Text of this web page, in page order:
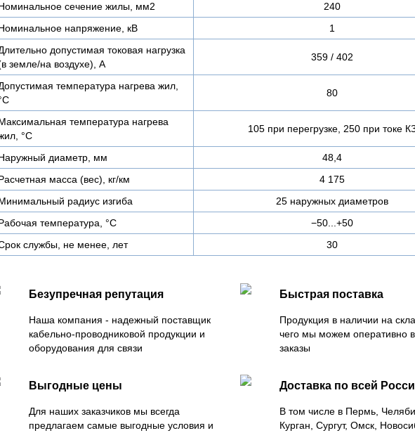
сечение жилы, мм2
240
напряжение, кВ
1
допустимая токовая нагрузка
земле/на воздухе), А
359 / 402
температура нагрева жил,
80
температура нагрева
°C
105 при перегрузке, 250 при токе
диаметр, мм
48,4
масса (вес), кг/км
4 175
радиус изгиба
25 наружных диаметров
температура, °C
−50...+50
службы, не менее, лет
30
Безупречная репутация
Наша компания - надежный поставщик
кабельно-проводниковой продукции и
оборудования для связи
Быстрая поставка
Продукция в наличии на
чего мы можем оперативно
заказы
Выгодные цены
Для наших заказчиков мы всегда
предлагаем самые выгодные условия и
Доставка по всей
В том числе в Пермь,
Курган, Сургут, Омск,